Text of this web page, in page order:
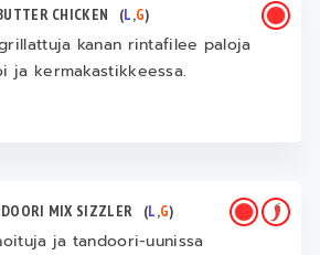
CHICKEN (L,G)
kanan rintafilee paloja
ja kermakastikkeessa.
MIX SIZZLER (L,G)
ja tandoori-uunissa